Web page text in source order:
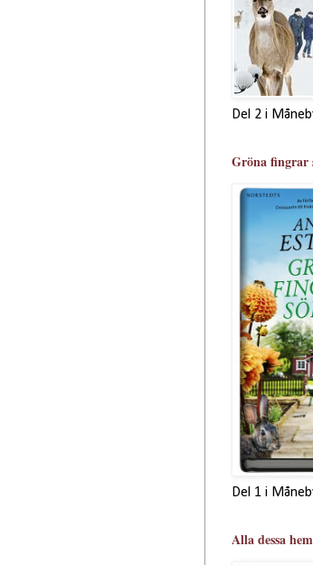
Del 2 i
Gröna fingrar
Del 1 i
Alla dessa